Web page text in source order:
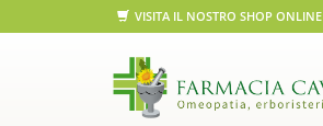
VISITA IL NOSTRO SHOP ONLINE